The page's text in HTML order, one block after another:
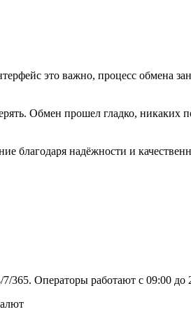
это важно, процесс обмена
Обмен прошел гладко, никаких
благодаря надёжности и
7/365. Операторы работают с 09:00